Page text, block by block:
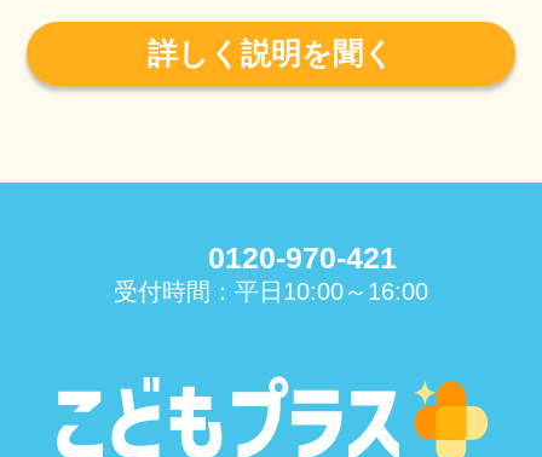
詳しく説明を聞く
0120-970-421
受付時間：平日10:00～16:00